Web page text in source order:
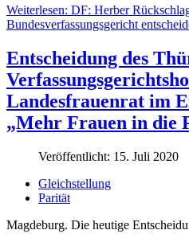
Weiterlesen: DF: Herber
Bundesverfassungsgericht
Entscheidung des
Landesfrauenrat im
„Mehr Frauen in die
Veröffentlicht: 15. Juli 2020
Gleichstellung
Parität
Magdeburg. Die heutige